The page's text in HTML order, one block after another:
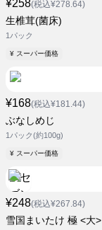
¥258(税込¥278.64)
生椎茸(菌床)
1パック
¥ スーパー価格
¥168(税込¥181.44)
ぶなしめじ
1パック(約100g)
¥ スーパー価格
¥248(税込¥267.84)
雪国まいたけ 極 <大>